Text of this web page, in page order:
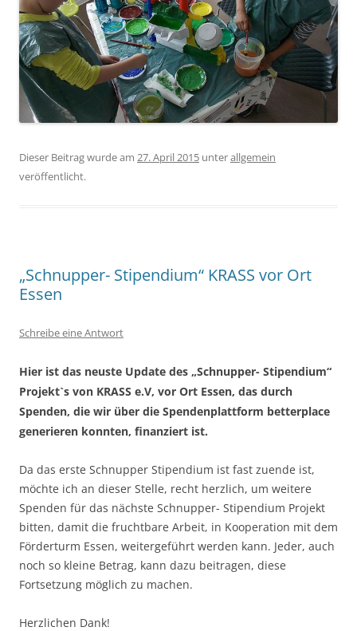
Dieser Beitrag wurde am 27. April 2015 unterallgemein
veröffentlicht.
„Schnupper- Stipendium“ KRASS vor Ort
Essen
Schreibe eine Antwort
Hier ist das neuste Update des „Schnupper- Stipendium“
Projekt`s von KRASS e.V, vor Ort Essen, das durch
Spenden, die wir über die Spendenplattform betterplace
generieren konnten, finanziert ist.
Da das erste Schnupper Stipendium ist fast zuende ist,
möchte ich an dieser Stelle, recht herzlich, um weitere
Spenden für das nächste Schnupper- Stipendium Projekt
bitten, damit die fruchtbare Arbeit, in Kooperation mit dem
Förderturm Essen, weitergeführt werden kann. Jeder, auch
noch so kleine Betrag, kann dazu beitragen, diese
Fortsetzung möglich zu machen.
Herzlichen Dank!